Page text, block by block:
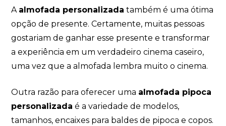
A almofada personalizada também é uma ótima
opção de presente. Certamente, muitas pessoas
gostariam de ganhar esse presente e transformar
a experiência em um verdadeiro cinema caseiro,
uma vez que a almofada lembra muito o cinema.
Outra razão para oferecer uma almofada pipoca
personalizada é a variedade de modelos,
tamanhos, encaixes para baldes de pipoca e copos.